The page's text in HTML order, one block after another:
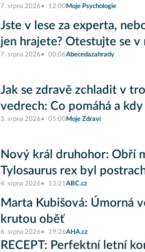
7. srpna 2026 12:00 Moje Psychologie
Jste v lese za experta,
jen hrajete? Otestujte se v
7. srpna 2026 00:06Abecedazahrady
Jak se zdravě zchladit v
vedrech: Co pomáhá a
3. srpna 2026 05:00 Moje Zdraví
Nový král druhohor: Obří
Tylosaurus rex byl
4. srpna 2026 13:21ABC.cz
Marta Kubišová: Úmorná
krutou oběť
6. srpna 2026 19:26AHA.cz
RECEPT: Perfektní letní